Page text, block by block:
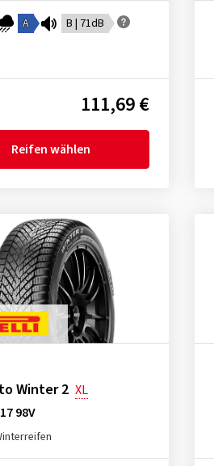
A B | 71dB
111,69 €
Reifen wählen
Winter 2 XL
98V